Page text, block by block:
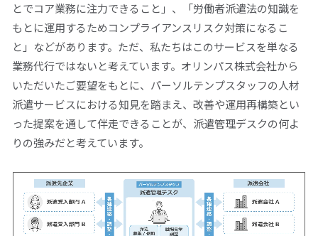
とでコア業務に注力できること」、「労働者派遣法の知識を
もとに運用するためコンプライアンスリスク対策になるこ
と」などがあります。ただ、私たちはこのサービスを単なる
業務代行ではないと考えています。オリンパス株式会社から
いただいたご要望をもとに、パーソルテンプスタッフの人材
派遣サービスにおける知見を踏まえ、改善や運用再構築とい
った提案を通して伴走できることが、派遣管理デスクの何よ
りの強みだと考えています。